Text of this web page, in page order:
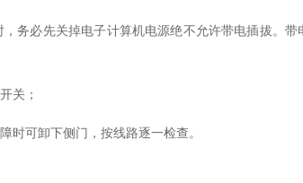
务必先关掉电子计算机电源绝不允许带电插拔。带
关；
时可卸下侧门，按线路逐一检查。